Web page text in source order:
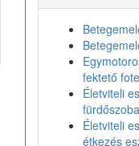
fektető
Életviteli
Életviteli
étkezés